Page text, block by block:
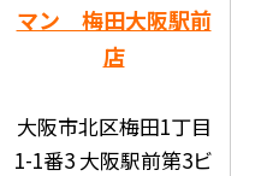
マン 梅田大阪駅前
店
大阪市北区梅田1丁目
1-1番3 大阪駅前第3ビ